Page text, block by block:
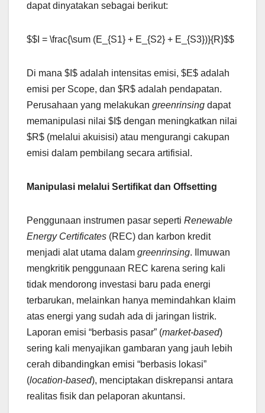
dapat dinyatakan sebagai berikut:
$$I = \frac{\sum (E_{S1} + E_{S2} + E_{S3})}{R}$$
Di mana $I$ adalah intensitas emisi, $E$ adalah
emisi per Scope, dan $R$ adalah pendapatan.
Perusahaan yang melakukan greenrinsing dapat
memanipulasi nilai $I$ dengan meningkatkan nilai
$R$ (melalui akuisisi) atau mengurangi cakupan
emisi dalam pembilang secara artifisial.
Manipulasi melalui Sertifikat dan Offsetting
Penggunaan instrumen pasar seperti Renewable
Energy Certificates (REC) dan karbon kredit
menjadi alat utama dalam greenrinsing. Ilmuwan
mengkritik penggunaan REC karena sering kali
tidak mendorong investasi baru pada energi
terbarukan, melainkan hanya memindahkan klaim
atas energi yang sudah ada di jaringan listrik.
Laporan emisi “berbasis pasar” (market-based)
sering kali menyajikan gambaran yang jauh lebih
cerah dibandingkan emisi “berbasis lokasi”
(location-based), menciptakan diskrepansi antara
realitas fisik dan pelaporan akuntansi.